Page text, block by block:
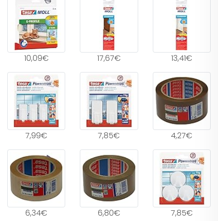
10,09€ 17,67€ 13,41€
7,99€ 7,85€ 4,27€
6,34€ 6,80€ 7,85€